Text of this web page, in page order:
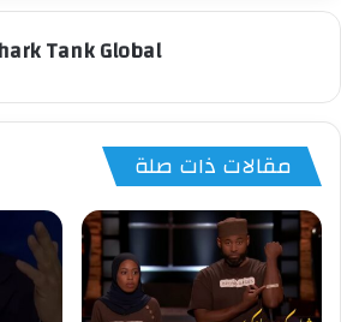
Tank Global
مقالات ذات صلة